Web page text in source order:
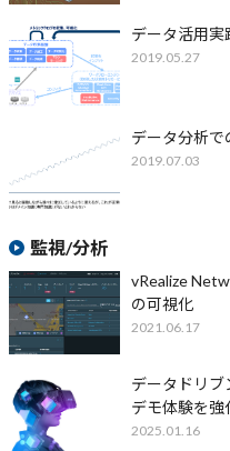
データ活用
2019.05.27
データ分析
2019.07.03
監視/分析
vRealize
の可視化
2021.06.17
データドリブ
デモ体験を
2025.01.16